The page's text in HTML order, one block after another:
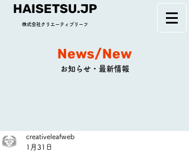
HAISETSU.JP
株式会社クリエーティブリーフ
News/New
お知らせ・最新情報
creativeleafweb
1月31日